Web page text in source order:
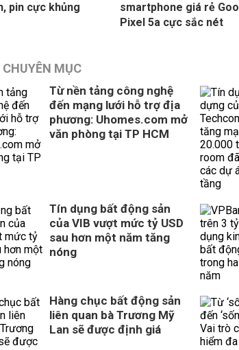
pin cực khủng
smartphone giá rẻ
Pixel 5a cực sắc nét
CHUYÊN MỤC
Từ nền tảng công nghệ
đến mạng lưới hỗ trợ địa
phương: Uhomes.com mở
văn phòng tại TP HCM
Tín dụng bất động sản
của VIB vượt mức tỷ USD
sau hơn một năm tăng
nóng
Hàng chục bất động sản
liên quan bà Trương Mỹ
Lan sẽ được định giá